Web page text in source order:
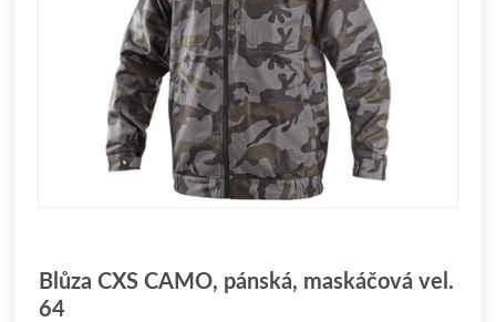
Blůza CXS CAMO, pánská, maskáčová vel.
64